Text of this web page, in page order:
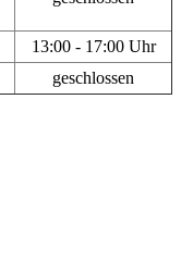
13:00 - 17:00 Uhr
geschlossen